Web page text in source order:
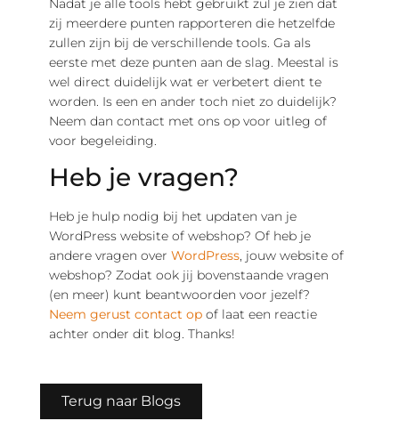
Nadat je alle tools hebt gebruikt zul je zien dat
zij meerdere punten rapporteren die hetzelfde
zullen zijn bij de verschillende tools. Ga als
eerste met deze punten aan de slag. Meestal is
wel direct duidelijk wat er verbetert dient te
worden. Is een en ander toch niet zo duidelijk?
Neem dan contact met ons op voor uitleg of
voor begeleiding.
Heb je vragen?
Heb je hulp nodig bij het updaten van je
WordPress website of webshop? Of heb je
andere vragen over WordPress, jouw website of
webshop? Zodat ook jij bovenstaande vragen
(en meer) kunt beantwoorden voor jezelf?
Neem gerust contact op of laat een reactie
achter onder dit blog. Thanks!
Terug naar Blogs